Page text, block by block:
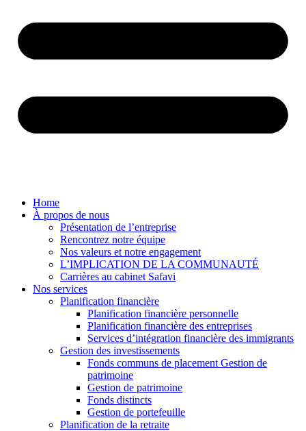
Home
À propos de nous
Présentation de l’entreprise
Rencontrez notre équipe
Nos valeurs et notre engagement
L’IMPLICATION DE LA COMMUNAUTÉ
Carrières au cabinet Safavi
Nos services
Planification financière
Planification financière personnelle
Planification financière des entreprises
Services d’intégration financière des immigrants
Gestion des investissements
Fonds communs de placement Gestion de
patrimoine
Gestion de patrimoine
Fonds distincts
Gestion de portefeuille
Planification de la retraite